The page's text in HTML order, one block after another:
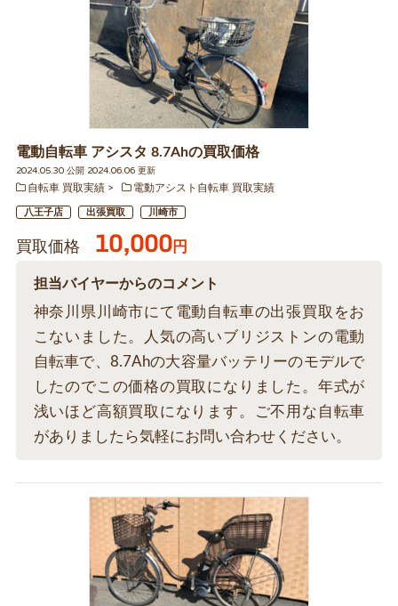
電動自転車 アシスタ 8.7Ahの買取価格
2024.05.30 公開 2024.06.06 更新
自転車 買取実績
電動アシスト自転車 買取実績
八王子店 出張買取 川崎市
買取価格 10,000円
担当バイヤーからのコメント
神奈川県川崎市にて電動自転車の出張買取をお
こないました。人気の高いブリジストンの電動
自転車で、8.7Ahの大容量バッテリーのモデルで
したのでこの価格の買取になりました。年式が
浅いほど高額買取になります。ご不用な自転車
がありましたら気軽にお問い合わせください。